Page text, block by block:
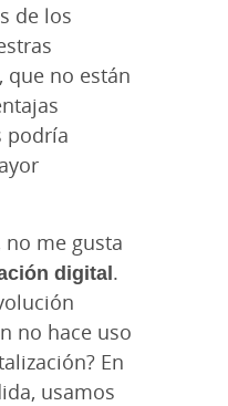
de los
que no están
podría
no me gusta
digital.
no hace uso
En
usamos